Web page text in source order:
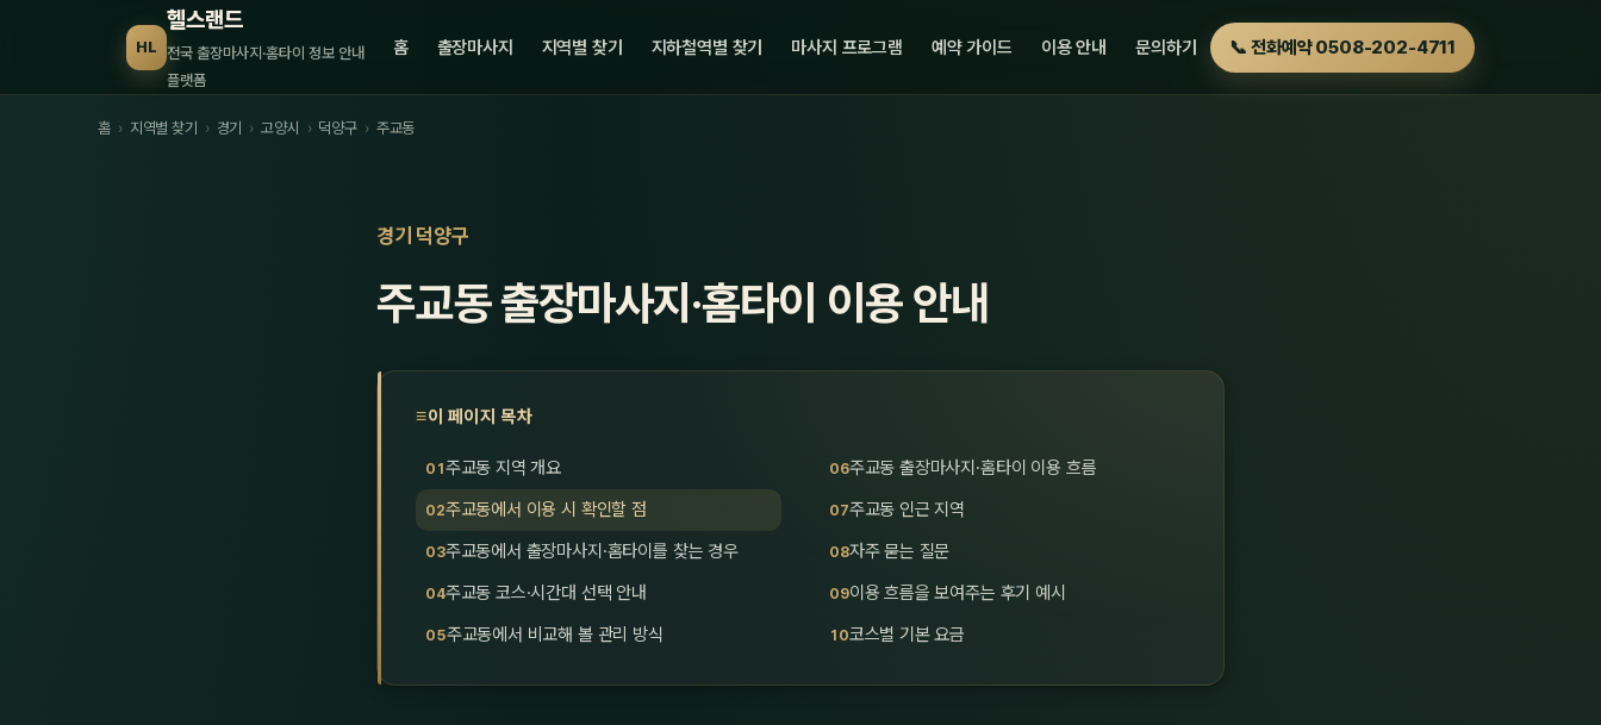
HL
헬스랜드
전국 출장마사지·홈타이 정보 안내
플랫폼
홈 출장마사지 지역별 찾기 지하철역별 찾기 마사지 프로그램 예약 가이드 이용 안내 문의하기 📞 전화예약 0508-202-4711
홈 › 지역별 찾기 › 경기 › 고양시 › 덕양구 › 주교동
경기 덕양구
주교동 출장마사지·홈타이 이용 안내
이 페이지 목차
주교동 지역 개요
주교동에서 이용 시 확인할 점
주교동에서 출장마사지·홈타이를 찾는 경우
주교동 코스·시간대 선택 안내
주교동에서 비교해 볼 관리 방식
주교동 출장마사지·홈타이 이용 흐름
주교동 인근 지역
자주 묻는 질문
이용 흐름을 보여주는 후기 예시
코스별 기본 요금